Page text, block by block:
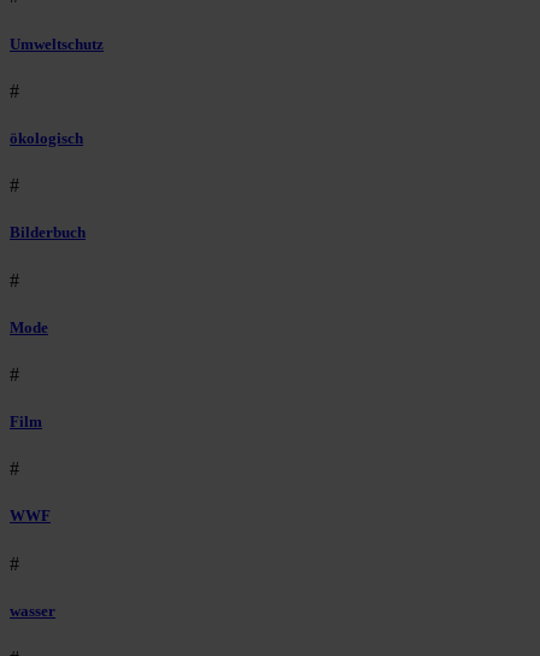
Umweltschutz
#
ökologisch
#
Bilderbuch
#
Mode
#
Film
#
WWF
#
wasser